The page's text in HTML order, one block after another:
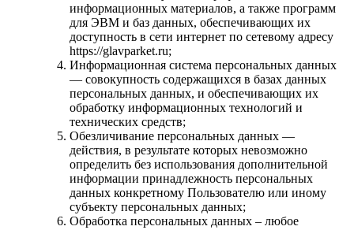
информационных материалов, а также программ
для ЭВМ и баз данных, обеспечивающих их
доступность в сети интернет по сетевому адресу
https://glavparket.ru;
Информационная система персональных данных
— совокупность содержащихся в базах данных
персональных данных, и обеспечивающих их
обработку информационных технологий и
технических средств;
Обезличивание персональных данных —
действия, в результате которых невозможно
определить без использования дополнительной
информации принадлежность персональных
данных конкретному Пользователю или иному
субъекту персональных данных;
Обработка персональных данных – любое